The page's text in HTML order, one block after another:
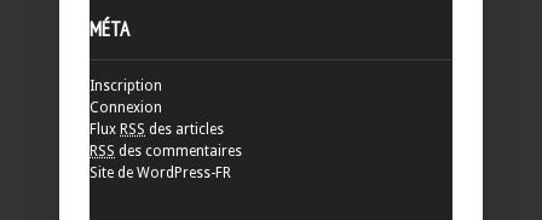
MÉTA
Inscription
Connexion
Flux RSS des articles
RSS des commentaires
Site de WordPress-FR